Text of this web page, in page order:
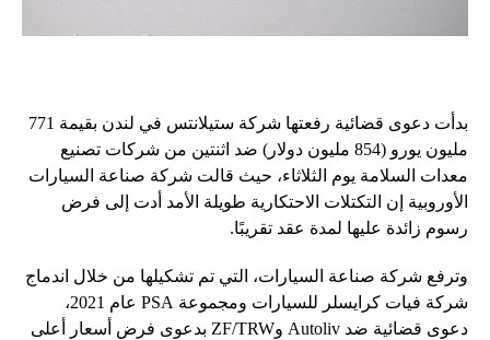
بدأت دعوى قضائية رفعتها شركة ستيلانتس في لندن بقيمة 771
مليون يورو (854 مليون دولار) ضد اثنتين من شركات تصنيع
معدات السلامة يوم الثلاثاء، حيث قالت شركة صناعة السيارات
الأوروبية إن التكتلات الاحتكارية طويلة الأمد أدت إلى فرض
رسوم زائدة عليها لمدة عقد تقريبًا.
وترفع شركة صناعة السيارات، التي تم تشكيلها من خلال اندماج
شركة فيات كرايسلر للسيارات ومجموعة PSA عام 2021،
دعوى قضائية ضد Autoliv وZF/TRW بدعوى فرض أسعار أعلى